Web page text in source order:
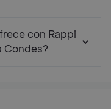
con Rappi
Condes?